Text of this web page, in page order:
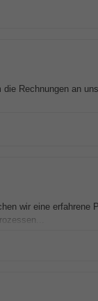
Rechnungen an
wir eine erfahrene